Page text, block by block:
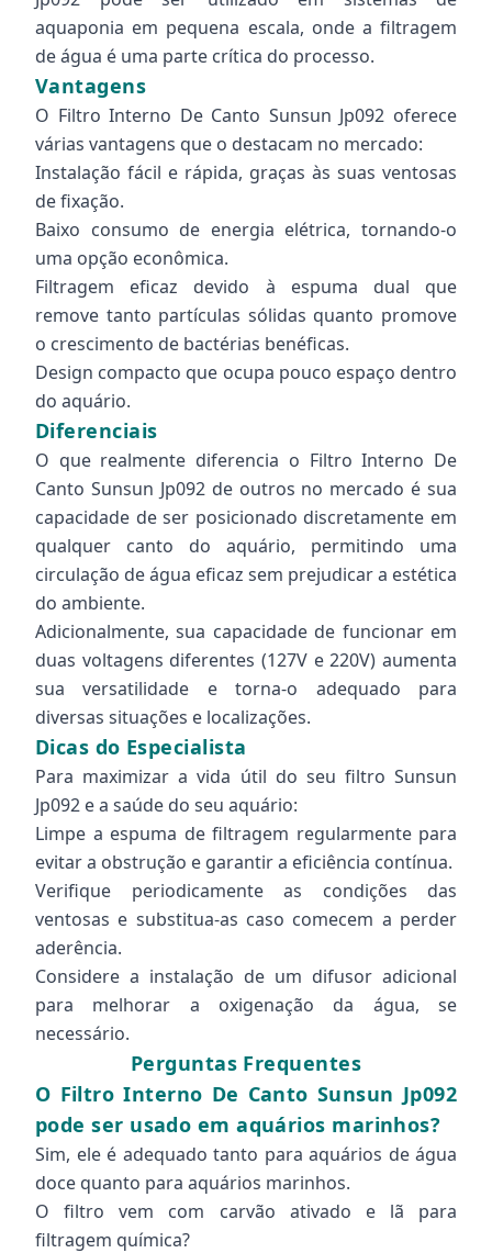
aquaponia em pequena escala, onde a filtragem
de água é uma parte crítica do processo.
Vantagens
O Filtro Interno De Canto Sunsun Jp092 oferece
várias vantagens que o destacam no mercado:
Instalação fácil e rápida, graças às suas ventosas
de fixação.
Baixo consumo de energia elétrica, tornando-o
uma opção econômica.
Filtragem eficaz devido à espuma dual que
remove tanto partículas sólidas quanto promove
o crescimento de bactérias benéficas.
Design compacto que ocupa pouco espaço dentro
do aquário.
Diferenciais
O que realmente diferencia o Filtro Interno De
Canto Sunsun Jp092 de outros no mercado é sua
capacidade de ser posicionado discretamente em
qualquer canto do aquário, permitindo uma
circulação de água eficaz sem prejudicar a estética
do ambiente.
Adicionalmente, sua capacidade de funcionar em
duas voltagens diferentes (127V e 220V) aumenta
sua versatilidade e torna-o adequado para
diversas situações e localizações.
Dicas do Especialista
Para maximizar a vida útil do seu filtro Sunsun
Jp092 e a saúde do seu aquário:
Limpe a espuma de filtragem regularmente para
evitar a obstrução e garantir a eficiência contínua.
Verifique periodicamente as condições das
ventosas e substitua-as caso comecem a perder
aderência.
Considere a instalação de um difusor adicional
para melhorar a oxigenação da água, se
necessário.
Perguntas Frequentes
O Filtro Interno De Canto Sunsun Jp092
pode ser usado em aquários marinhos?
Sim, ele é adequado tanto para aquários de água
doce quanto para aquários marinhos.
O filtro vem com carvão ativado e lã para
filtragem química?